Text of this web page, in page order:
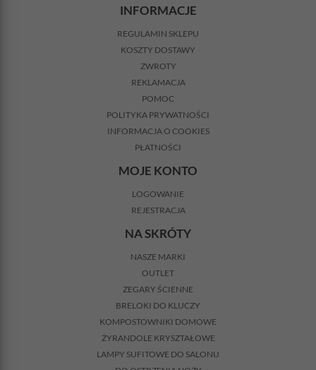
INFORMACJE
REGULAMIN SKLEPU
KOSZTY DOSTAWY
ZWROTY
REKLAMACJA
POMOC
POLITYKA PRYWATNOŚCI
INFORMACJA O COOKIES
PŁATNOŚCI
MOJE KONTO
LOGOWANIE
REJESTRACJA
NA SKRÓTY
NASZE MARKI
OUTLET
ZEGARY ŚCIENNE
BRELOKI DO KLUCZY
KOMPOSTOWNIKI DOMOWE
ŻYRANDOLE KRYSZTAŁOWE
LAMPY SUFITOWE DO SALONU